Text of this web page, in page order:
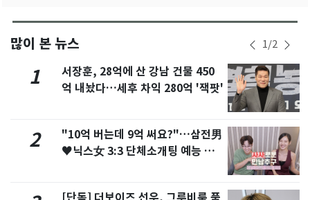
많이 본 뉴스 1/2
1
서장훈, 28억에 산 강남 건물 450
억 내놨다…세후 차익 280억 '잭팟'
2
"10억 버는데 9억 써요?"…삼전男
♥닉스女 3:3 단체소개팅 예능 화